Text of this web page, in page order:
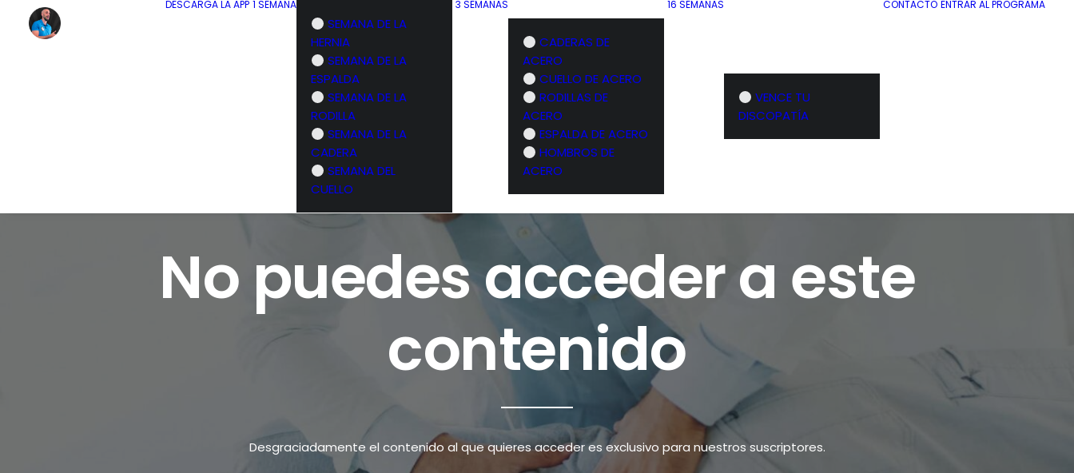
DESCARGA LA APP 1 SEMANA
SEMANA DE LA
HERNIA
SEMANA DE LA
ESPALDA
SEMANA DE LA
RODILLA
SEMANA DE LA
CADERA
SEMANA DEL
CUELLO
3 SEMANAS
CADERAS DE
ACERO
CUELLO DE ACERO
RODILLAS DE
ACERO
ESPALDA DE ACERO
HOMBROS DE
ACERO
16 SEMANAS
VENCE TU
DISCOPATÍA
CONTACTO ENTRAR AL PROGRAMA
No puedes acceder a este
contenido
Desgraciadamente el contenido al que quieres acceder es exclusivo para nuestros suscriptores.